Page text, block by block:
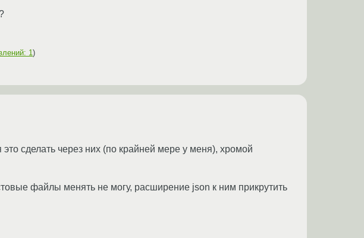
1)
сделать через них (по крайней мере у меня), хромой
файлы менять не могу, расширение json к ним прикрутить